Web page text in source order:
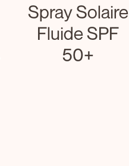
Spray Solaire
Fluide SPF
50+